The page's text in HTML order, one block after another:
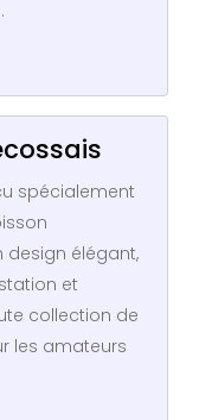
spécialement
design élégant,
et
collection de
les amateurs